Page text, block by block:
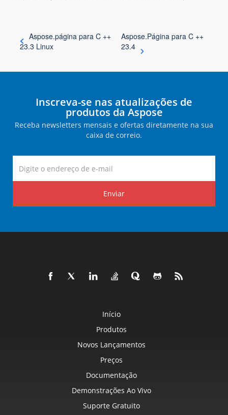
Aspose.página para C ++
23.3 Linux
Aspose.Página para C ++
23.4
Inscreva-se nas atualizações de
produtos da Aspose
Receba newsletters mensais e ofertas diretamente na sua
caixa de correio.
Enviar
Início
Produtos
Novos Lançamentos
Preços
Documentação
Demonstrações Ao Vivo
Suporte Gratuito